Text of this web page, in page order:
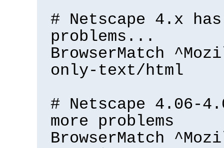
# Netscape 4.x has
problems...
BrowserMatch
only-text/html
# Netscape 4.06-
more problems
BrowserMatch